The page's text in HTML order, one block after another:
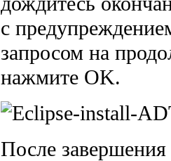
с
запросом на
нажмите OK.
После завершения